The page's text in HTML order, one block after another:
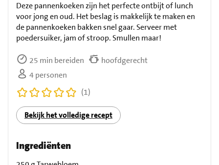
Deze pannenkoeken zijn het perfecte ontbijt of lunch
voor jong en oud. Het beslag is makkelijk te maken en
de pannenkoeken bakken snel gaar. Serveer met
poedersuiker, jam of stroop. Smullen maar!
25 min bereiden
hoofdgerecht
4 personen
(1)
Bekijk het volledige recept
Ingrediënten